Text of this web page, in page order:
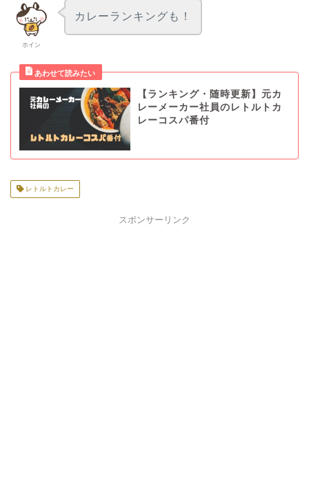
ホイン
カレーランキングも！
【ランキング・随時更新】元カ
レーメーカー社員のレトルトカ
レーコスパ番付
レトルトカレー
スポンサーリンク